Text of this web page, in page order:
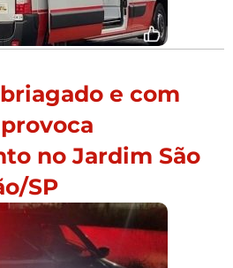
e com
no Jardim São
SP